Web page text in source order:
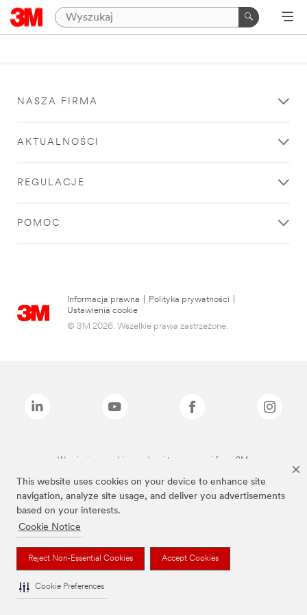
This website uses cookies on your device to enhance site
navigation, analyze site usage, and deliver you advertisements
based on your interests.
Cookie Notice
Reject Non-Essential Cookies Accept Cookies
Cookie Preferences
NASZA FIRMA
AKTUALNOŚCI
REGULACJE
POMOC
Informacja prawna Polityka prywatności
Ustawienia cookie
© 3M 2026. Wszelkie prawa zastrzeżone.
Wymienione marki są znakami towarowymi firmy 3M.